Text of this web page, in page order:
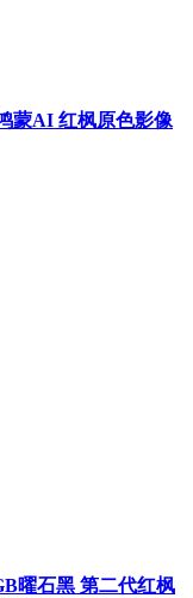
蒙AI 红枫原色影像
曜石黑 第二代红枫